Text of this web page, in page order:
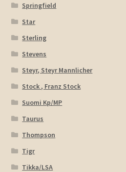
Springfield
Star
Sterling
Stevens
Steyr, Steyr Mannlicher
Stock , Franz Stock
Suomi Kp/MP
Taurus
Thompson
Tigr
Tikka/LSA